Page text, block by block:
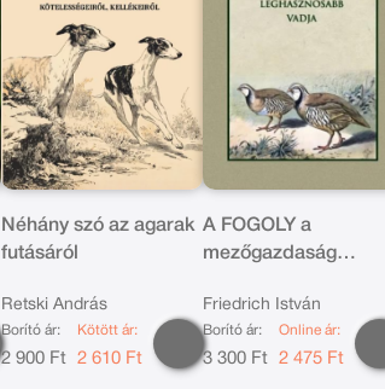
Néhány szó az agarak
futásáról
Retski András
Borító ár:
2 900 Ft
Kötött ár:
2 610 Ft
A FOGOLY a
mezőgazdaság
Friedrich István
Borító ár:
3 300 Ft
Online ár:
2 475 Ft